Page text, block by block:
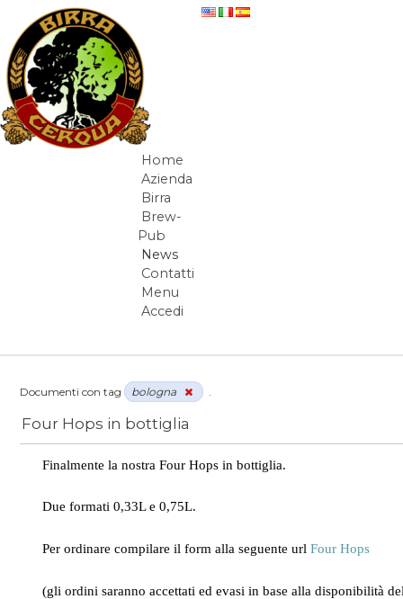
Salta al contenuto
Navigazione
Home
Azienda
Birra
Brew-
Pub
News
Contatti
Menu
Accedi
Elementi Navigazione
News / bologna
Documenti con tag bologna
Four Hops in bottiglia
Finalmente la nostra Four Hops in bottiglia.
Due formati 0,33L e 0,75L.
Per ordinare compilare il form alla seguente urlFour Hops
(gli ordini saranno accettati ed evasi in base alla disponibilità